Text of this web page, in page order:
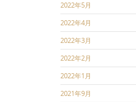
2022年5月
2022年4月
2022年3月
2022年2月
2022年1月
2021年9月